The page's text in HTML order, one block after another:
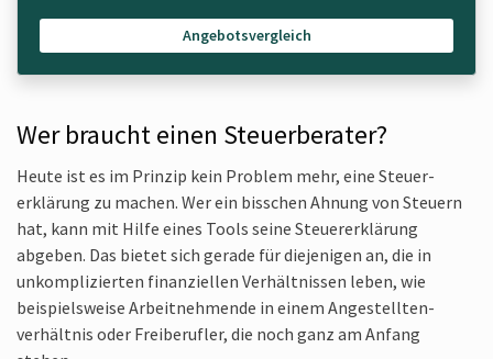
Angebotsvergleich
Wer braucht einen Steuerberater?
Heute ist es im Prinzip kein Problem mehr, eine Steuer­
erklärung zu machen. Wer ein bisschen Ahnung von Steuern
hat, kann mit Hilfe eines Tools seine Steuer­erklärung
abgeben. Das bietet sich gerade für die­jenigen an, die in
unkompli­zierten finan­ziellen Verhält­nissen leben, wie
beispiels­weise Arbeit­nehmende in einem Angestellten­
verhältnis oder Freibe­rufler, die noch ganz am Anfang